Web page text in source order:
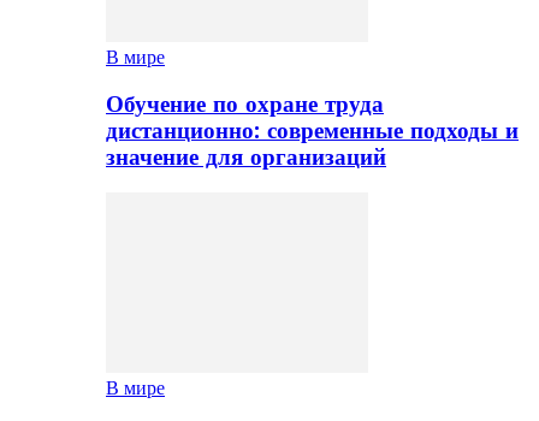
В мире
Обучение по охране труда
дистанционно: современные подходы и
значение для организаций
В мире